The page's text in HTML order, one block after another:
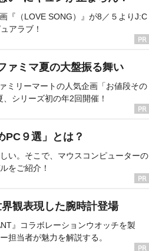
『（LOVE SONG）』が8／５よりJ:C
アラブ！
ァミマ夏の大盤振る舞い
ミリーマートの人気企画「お値段その
シリーズ初の年2回開催！
PC９選」とは？
い。そこで、マウスコンピューターの
をご紹介！
観表現した腕時計登場
』コラボレーションウオッチを製
担当者が魅力を解説する。